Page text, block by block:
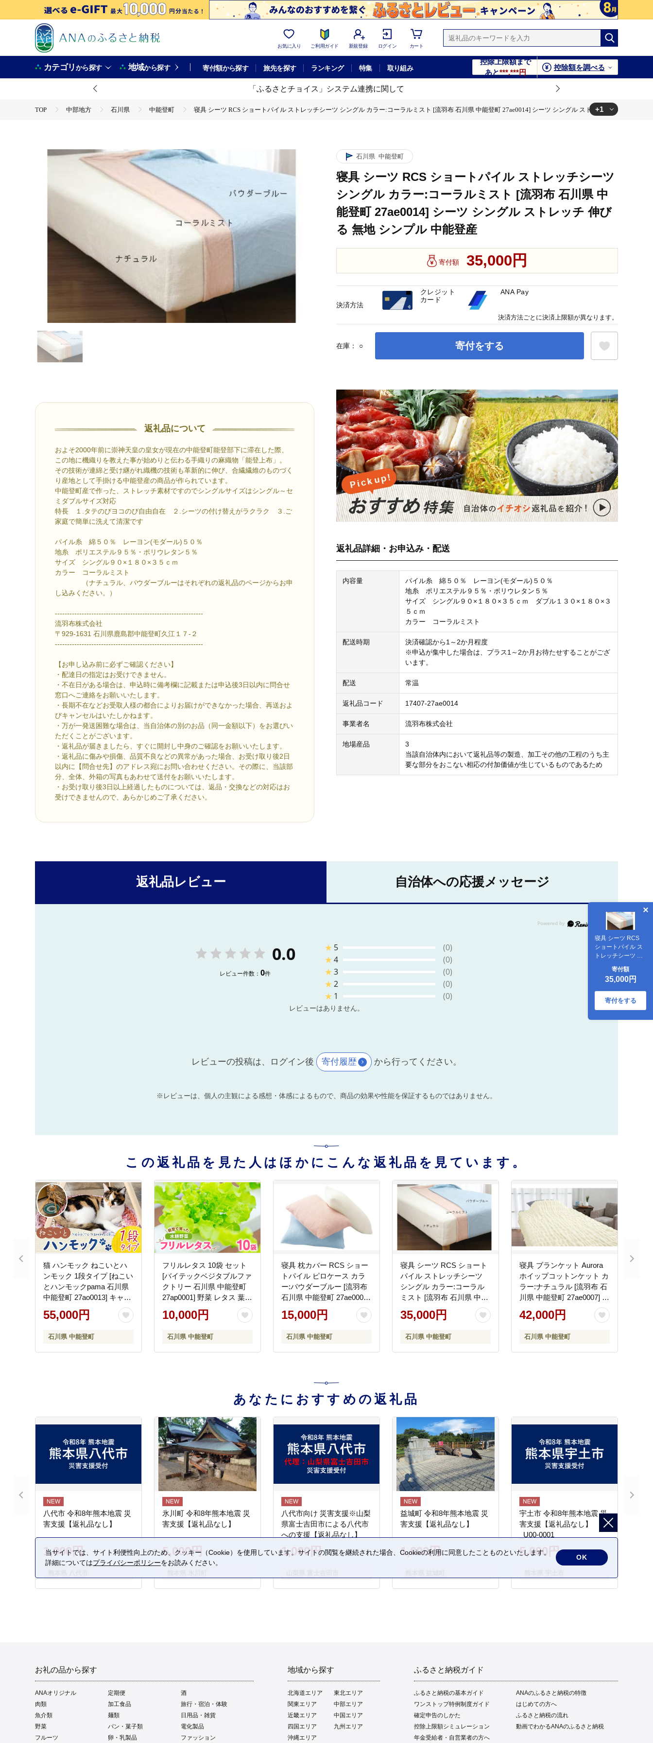
お気に入り ご利用ガイド 新規登録 ログイン カート
カテゴリから探す 地域から探す 寄付額から探す 旅先を探す ランキング 特集 取り組み
控除上限額まで
あと***,***円
控除額を調べる
「ふるさとチョイス」システム連携に関して
TOP 中部地方 石川県 中能登町
寝具 シーツ RCS ショートパイル ストレッチシーツ シングル カラー:コーラルミスト [流羽布 石川県 中能登町 27ae0014] シーツ シングル ストレッチ 伸びる 無地
+1
返礼品について
およそ2000年前に崇神天皇の皇女が現在の中能登町能登部下に滞在した際、
この地に機織りを教えた事が始めりと伝わる手織りの麻織物「能登上布」。
その技術が連綿と受け継がれ織機の技術も革新的に伸び、合繊繊維のものづく
り産地として手掛ける中能登産の商品が作られています。
中能登町産で作った、ストレッチ素材ですのでシングルサイズはシングル～セ
ミダブルサイズ対応
特長 １.タテのびヨコのび自由自在 ２.シーツの付け替えがラクラク ３.ご
家庭で簡単に洗えて清潔です
パイル糸 綿５０％ レーヨン(モダール)５０％
地糸 ポリエステル９５％・ポリウレタン５％
サイズ シングル９０×１８０×３５ｃｍ
カラー コーラルミスト
（ナチュラル、パウダーブルーはそれぞれの返礼品のページからお申
し込みください。）
-------------------------------------------------------------
流羽布株式会社
〒929-1631 石川県鹿島郡中能登町久江１７-２
-------------------------------------------------------------
【お申し込み前に必ずご確認ください】
・配達日の指定はお受けできません。
・不在日がある場合は、申込時に備考欄に記載または申込後3日以内に問合せ
窓口へご連絡をお願いいたします。
・長期不在などお受取人様の都合によりお届けができなかった場合、再送およ
びキャンセルはいたしかねます。
・万が一発送困難な場合は、当自治体の別のお品（同一金額以下）をお選びい
ただくことがございます。
・返礼品が届きましたら、すぐに開封し中身のご確認をお願いいたします。
・返礼品に傷みや損傷、品質不良などの異常があった場合、お受け取り後2日
以内に【問合せ先】のアドレス宛にお問い合わせください。その際に、当該部
分、全体、外箱の写真もあわせて送付をお願いいたします。
・お受け取り後3日以上経過したものについては、返品・交換などの対応はお
受けできませんので、あらかじめご了承ください。
石川県 中能登町
寝具 シーツ RCS ショートパイル ストレッチシーツ
シングル カラー:コーラルミスト [流羽布 石川県 中
能登町 27ae0014] シーツ シングル ストレッチ 伸び
る 無地 シンプル 中能登産
寄付額 35,000円
在庫： ○ 寄付をする
寝具 シーツ RCS
ショートパイル ス
トレッチシーツ シ
ラルミスト [流羽布
石川県 中能登町
27ae0014] シーツ
シングル ストレッ
チ 伸びる 無地 シン
寄付額
35,000円
寄付をする
お気に入り登録
返礼品詳細・お申込み・配送
内容量
パイル糸 綿５０％ レーヨン(モダール)５０％
地糸 ポリエステル９５％・ポリウレタン５％
サイズ シングル９０×１８０×３５ｃｍ ダブル１３０×１８０×３
５ｃｍ
カラー コーラルミスト
配送時期
決済確認から1～2か月程度
※申込が集中した場合は、プラス1～2か月お待たせすることがござ
います。
配送 常温
返礼品コード 17407-27ae0014
事業者名 流羽布株式会社
地場産品
3
当該自治体内において返礼品等の製造、加工その他の工程のうち主
要な部分をおこない相応の付加価値が生じているものであるため
決済方法
クレジット
カード
ANA Pay
決済方法ごとに決済上限額が異なります。
返礼品レビュー 自治体への応援メッセージ
0.0
レビュー件数： 0件
★ 5
(0)
★4
(0)
★3
(0)
★2
(0)
★ 1 (0)
レビューはありません。
レビューの投稿は、ログイン後 寄付履歴 から行ってください。
※レビューは、個人の主観による感想・体感によるもので、商品の効果や性能を保証するものではありません。
この返礼品を見た人はほかにこんな返礼品を見ています。
猫 ハンモック ねこいとハ
ンモック 1段タイプ [ねこい
とハンモックpama 石川県
中能登町 27ao0013] キャッ
トタワー 木製 キャット タ
ワー 猫ハンモック
55,000円
石川県 中能登町
フリルレタス 10袋 セット
[バイテックベジタブルファ
クトリー 石川県 中能登町
27ap0001] 野菜 レタス 葉物
葉物野菜 水耕栽培
10,000円
石川県 中能登町
寝具 枕カバー RCS ショー
トパイル ピロケース カラ
ー:パウダーブルー [流羽布
石川県 中能登町 27ae0009]
枕カバー まくらカバー 枕
ケース まくらケース シン
15,000円
石川県 中能登町
寝具 シーツ RCS ショート
パイル ストレッチシーツ
シングル カラー:コーラル
ミスト [流羽布 石川県 中能
登町 27ae0014] シーツ シン
グル ストレッチ 伸びる 無
35,000円
石川県 中能登町
寝具 ブランケット Aurora
ホイップコットンケット カ
ラー:ナチュラル [流羽布 石
川県 中能登町 27ae0007] ブ
ランケット 大判 シングル
ふわふわ フワフワ 無地 シ
42,000円
石川県 中能登町
あなたにおすすめの返礼品
八代市 令和8年熊本地震 災
害支援【返礼品なし】
1,000円
氷川町 令和8年熊本地震 災
害支援【返礼品なし】
5,000円
八代市向け 災害支援※山梨
県富士吉田市による八代市
への支援【返礼品なし】
1,000円
益城町 令和8年熊本地震 災
害支援【返礼品なし】
1,000円
宇土市 令和8年熊本地震 災
害支援【返礼品なし】
_U00-0001
5,000円
お礼の品から探す
ANAオリジナル 定期便
酒
肉類
加工食品
旅行・宿泊・体験
魚介類
麺類
日用品・雑貨
野菜
パン・菓子類
電化製品
フルーツ
卵・乳製品 ファッション
地域から探す
北海道エリア
東北エリア
関東エリア
中部エリア
近畿エリア
中国エリア
四国エリア
九州エリア
沖縄エリア
ふるさと納税ガイド
ふるさと納税の基本ガイド
ANAのふるさと納税の特徴
ワンストップ特例制度ガイド
はじめての方へ
確定申告のしかた
ふるさと納税の流れ
控除上限額シミュレーション
動画でわかるANAのふるさと納税
年金受給者・自営業者の方へ
当サイトでは、サイト利便性向上のため、クッキー（Cookie）を使用しています。サイトの閲覧を継続された場合、Cookieの利用に同意したことものといたします。
詳細についてはプライバシーポリシーをお読みください。
OK